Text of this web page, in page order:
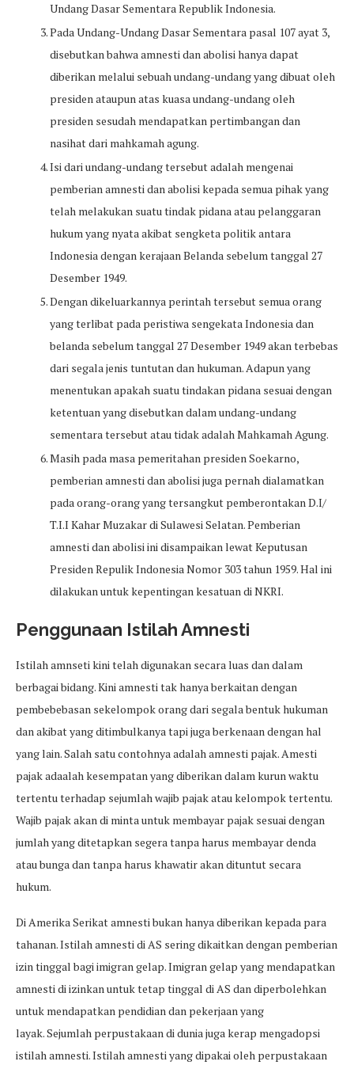
Undang Dasar Sementara Republik Indonesia.
Pada Undang-Undang Dasar Sementara pasal 107 ayat 3,
disebutkan bahwa amnesti dan abolisi hanya dapat
diberikan melalui sebuah undang-undang yang dibuat oleh
presiden ataupun atas kuasa undang-undang oleh
presiden sesudah mendapatkan pertimbangan dan
nasihat dari mahkamah agung.
Isi dari undang-undang tersebut adalah mengenai
pemberian amnesti dan abolisi kepada semua pihak yang
telah melakukan suatu tindak pidana atau pelanggaran
hukum yang nyata akibat sengketa politik antara
Indonesia dengan kerajaan Belanda sebelum tanggal 27
Desember 1949.
Dengan dikeluarkannya perintah tersebut semua orang
yang terlibat pada peristiwa sengekata Indonesia dan
belanda sebelum tanggal 27 Desember 1949 akan terbebas
dari segala jenis tuntutan dan hukuman. Adapun yang
menentukan apakah suatu tindakan pidana sesuai dengan
ketentuan yang disebutkan dalam undang-undang
sementara tersebut atau tidak adalah Mahkamah Agung.
Masih pada masa pemeritahan presiden Soekarno,
pemberian amnesti dan abolisi juga pernah dialamatkan
pada orang-orang yang tersangkut pemberontakan D.I/
T.I.I Kahar Muzakar di Sulawesi Selatan. Pemberian
amnesti dan abolisi ini disampaikan lewat Keputusan
Presiden Repulik Indonesia Nomor 303 tahun 1959. Hal ini
dilakukan untuk kepentingan kesatuan di NKRI.
Penggunaan Istilah Amnesti
Istilah amnseti kini telah digunakan secara luas dan dalam
berbagai bidang. Kini amnesti tak hanya berkaitan dengan
pembebebasan sekelompok orang dari segala bentuk hukuman
dan akibat yang ditimbulkanya tapi juga berkenaan dengan hal
yang lain. Salah satu contohnya adalah amnesti pajak. Amesti
pajak adaalah kesempatan yang diberikan dalam kurun waktu
tertentu terhadap sejumlah wajib pajak atau kelompok tertentu.
Wajib pajak akan di minta untuk membayar pajak sesuai dengan
jumlah yang ditetapkan segera tanpa harus membayar denda
atau bunga dan tanpa harus khawatir akan dituntut secara
hukum.
Di Amerika Serikat amnesti bukan hanya diberikan kepada para
tahanan. Istilah amnesti di AS sering dikaitkan dengan pemberian
izin tinggal bagi imigran gelap. Imigran gelap yang mendapatkan
amnesti di izinkan untuk tetap tinggal di AS dan diperbolehkan
untuk mendapatkan pendidian dan pekerjaan yang
layak. Sejumlah perpustakaan di dunia juga kerap mengadopsi
istilah amnesti. Istilah amnesti yang dipakai oleh perpustakaan